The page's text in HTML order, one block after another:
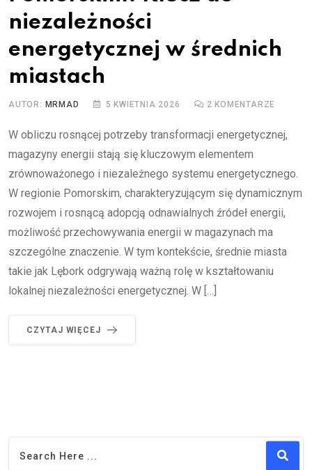
niezależności
energetycznej w średnich
miastach
AUTOR: MRMAD 5 KWIETNIA 2026 2 KOMENTARZE
W obliczu rosnącej potrzeby transformacji energetycznej,
magazyny energii stają się kluczowym elementem
zrównoważonego i niezależnego systemu energetycznego.
W regionie Pomorskim, charakteryzującym się dynamicznym
rozwojem i rosnącą adopcją odnawialnych źródeł energii,
możliwość przechowywania energii w magazynach ma
szczególne znaczenie. W tym kontekście, średnie miasta
takie jak Lębork odgrywają ważną rolę w kształtowaniu
lokalnej niezależności energetycznej. W […]
CZYTAJ WIĘCEJ